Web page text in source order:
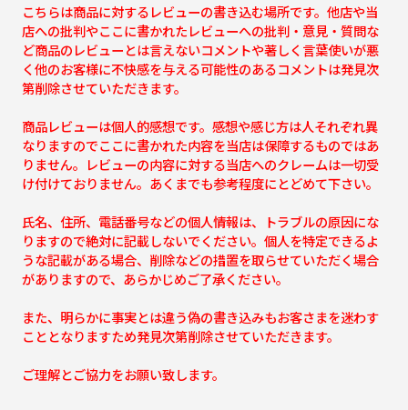
こちらは商品に対するレビューの書き込む場所です。他店や当
店への批判やここに書かれたレビューへの批判・意見・質問な
ど商品のレビューとは言えないコメントや著しく言葉使いが悪
く他のお客様に不快感を与える可能性のあるコメントは発見次
第削除させていただきます。
商品レビューは個人的感想です。感想や感じ方は人それぞれ異
なりますのでここに書かれた内容を当店は保障するものではあ
りません。レビューの内容に対する当店へのクレームは一切受
け付けておりません。あくまでも参考程度にとどめて下さい。
氏名、住所、電話番号などの個人情報は、トラブルの原因にな
りますので絶対に記載しないでください。個人を特定できるよ
うな記載がある場合、削除などの措置を取らせていただく場合
がありますので、あらかじめご了承ください。
また、明らかに事実とは違う偽の書き込みもお客さまを迷わす
こととなりますため発見次第削除させていただきます。
ご理解とご協力をお願い致します。